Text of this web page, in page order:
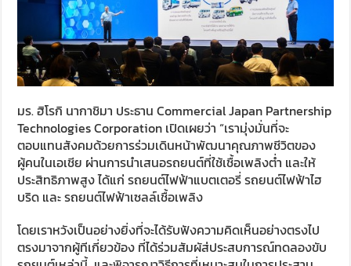
มร.​ ฮิโรกิ นากาชิมา ประธาน Commercial Japan Partnership
Technologies Corporation เปิดเผยว่า “เรามุ่งมั่นที่จะ
ตอบแทนสังคมด้วยการร่วมเดินหน้าพัฒนาคุณภาพชีวิตของ
ผู้คนในเอเชีย ผ่านการนำเสนอรถยนต์ที่ใช้เชื้อเพลิงต่ำ และให้
ประสิทธิภาพสูง ได้แก่ รถยนต์ไฟฟ้าแบตเตอรี่ รถยนต์ไฟฟ้าไฮ
บริด และ รถยนต์ไฟฟ้าเซลล์เชื้อเพลิง
โดยเราหวังเป็นอย่างยิ่งที่จะได้รับฟังความคิดเห็นอย่างตรงไป
ตรงมาจากผู้ทีเกี่ยวข้อง ที่ได้ร่วมสัมผัส่ประสบการณ์ทดลองขับ